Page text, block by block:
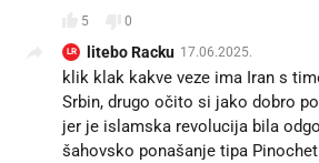
5 0
LR litebo Racku 17.06.2025.
klik klak kakve veze ima Iran s
Srbin, drugo očito si jako dobro
jer je islamska revolucija bila
šahovsko ponašanje tipa